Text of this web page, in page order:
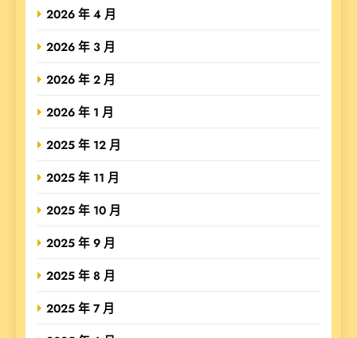
2026 年 4 月
2026 年 3 月
2026 年 2 月
2026 年 1 月
2025 年 12 月
2025 年 11 月
2025 年 10 月
2025 年 9 月
2025 年 8 月
2025 年 7 月